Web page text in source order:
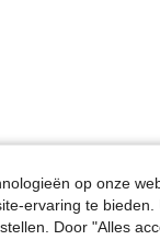
op onze
ervaring te bieden.
Door "Alles